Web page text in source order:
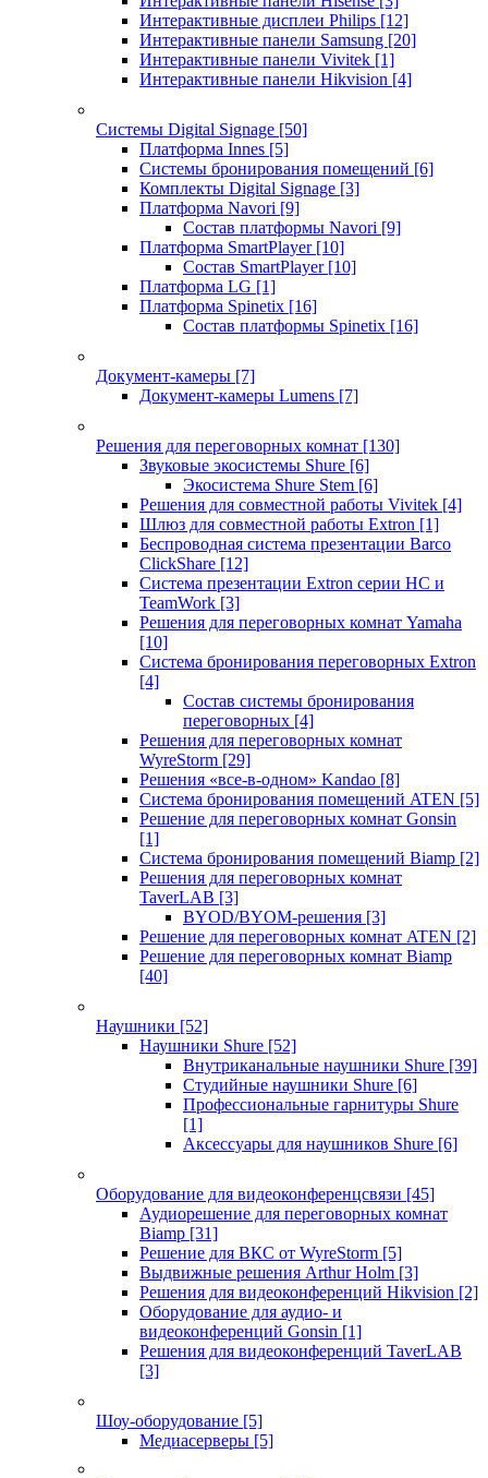
Интерактивные дисплеи Philips [12]
Интерактивные панели Samsung [20]
Интерактивные панели Vivitek [1]
Интерактивные панели Hikvision [4]
Системы Digital Signage [50]
Платформа Innes [5]
Системы бронирования помещений [6]
Комплекты Digital Signage [3]
Платформа Navori [9]
Состав платформы Navori [9]
Платформа SmartPlayer [10]
Состав SmartPlayer [10]
Платформа LG [1]
Платформа Spinetix [16]
Состав платформы Spinetix [16]
Документ-камеры [7]
Документ-камеры Lumens [7]
Решения для переговорных комнат [130]
Звуковые экосистемы Shure [6]
Экосистема Shure Stem [6]
Решения для совместной работы Vivitek [4]
Шлюз для совместной работы Extron [1]
Беспроводная система презентации Barco
ClickShare [12]
Система презентации Extron серии HC и
TeamWork [3]
Решения для переговорных комнат Yamaha
[10]
Система бронирования переговорных Extron
[4]
Состав системы бронирования
переговорных [4]
Решения для переговорных комнат
WyreStorm [29]
Решения «все-в-одном» Kandao [8]
Система бронирования помещений ATEN [5]
Решение для переговорных комнат Gonsin
[1]
Система бронирования помещений Biamp [2]
Решения для переговорных комнат
TaverLAB [3]
BYOD/BYOM-решения [3]
Решение для переговорных комнат ATEN [2]
Решение для переговорных комнат Biamp
[40]
Наушники [52]
Наушники Shure [52]
Внутриканальные наушники Shure [39]
Студийные наушники Shure [6]
Профессиональные гарнитуры Shure
[1]
Аксессуары для наушников Shure [6]
Оборудование для видеоконференцсвязи [45]
Аудиорешение для переговорных комнат
Biamp [31]
Решение для ВКС от WyreStorm [5]
Выдвижные решения Arthur Holm [3]
Решения для видеоконференций Hikvision [2]
Оборудование для аудио- и
видеоконференций Gonsin [1]
Решения для видеоконференций TaverLAB
[3]
Шоу-оборудование [5]
Медиасерверы [5]